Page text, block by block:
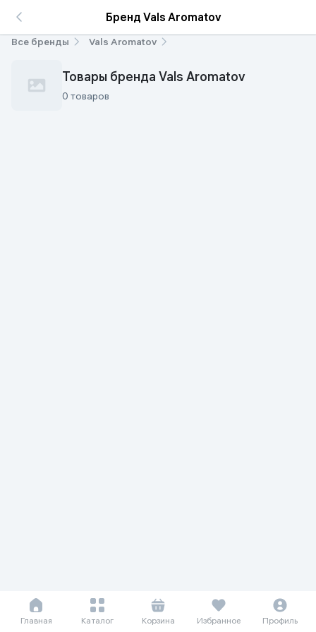
Бренд Vals Aromatov
Все бренды Vals Aromatov
Товары бренда Vals Aromatov
0 товаров
Главная Каталог Корзина Избранное Профиль